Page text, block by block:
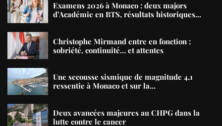
Examens 2026 à Monaco : deux majors
d’Académie en BTS, résultats historiques...
Christophe Mirmand entre en fonction :
sobriété, continuité… et attentes
Une secousse sismique de magnitude 4,1
ressentie à Monaco et sur la...
Deux avancées majeures au CHPG dans la
lutte contre le cancer